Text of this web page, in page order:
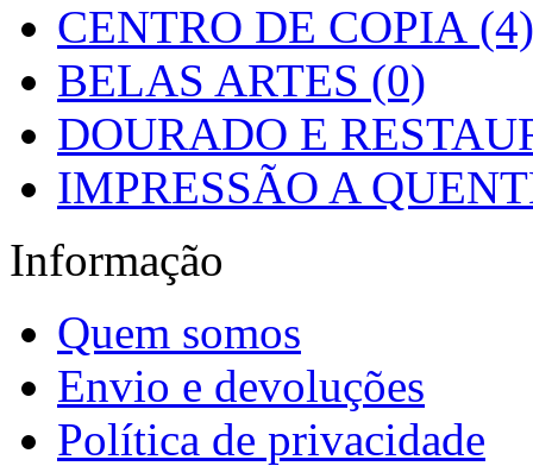
CENTRO DE COPIA (4)
BELAS ARTES (0)
DOURADO E
IMPRESSÃO A
Informação
Quem somos
Envio e devoluções
Política de privacidade